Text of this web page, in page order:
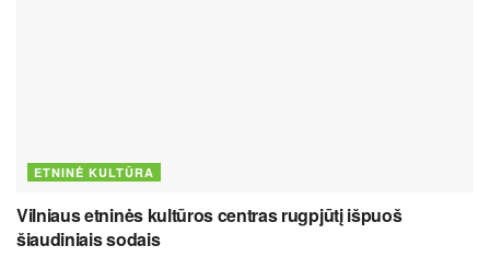
ETNINĖ KULTŪRA
Vilniaus etninės kultūros centras rugpjūtį išpuoš
šiaudiniais sodais